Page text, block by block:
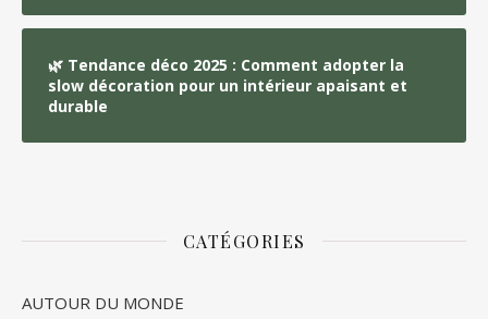
🌿 Tendance déco 2025 : Comment adopter la
slow décoration pour un intérieur apaisant et
durable
CATÉGORIES
AUTOUR DU MONDE